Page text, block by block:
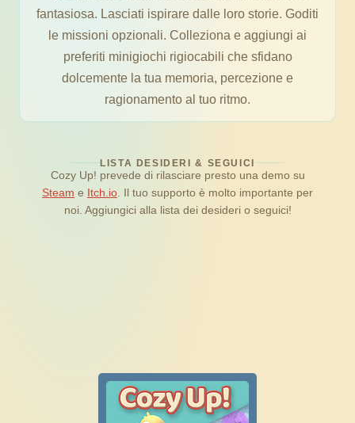
fantasiosa. Lasciati ispirare dalle loro storie. Goditi
le missioni opzionali. Colleziona e aggiungi ai
preferiti minigiochi rigiocabili che sfidano
dolcemente la tua memoria, percezione e
ragionamento al tuo ritmo.
LISTA DESIDERI & SEGUICI
Cozy Up! prevede di rilasciare presto una demo su
Steam e Itch.io . Il tuo supporto è molto importante per
noi. Aggiungici alla lista dei desideri o seguici!